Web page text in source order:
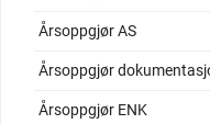
Årsoppgjør AS
Årsoppgjør
Årsoppgjør ENK